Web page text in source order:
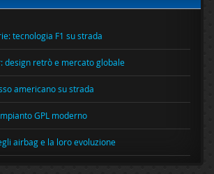
tecnologia F1 su strada
design retrò e mercato globale
americano su strada
GPL moderno
airbag e la loro evoluzione